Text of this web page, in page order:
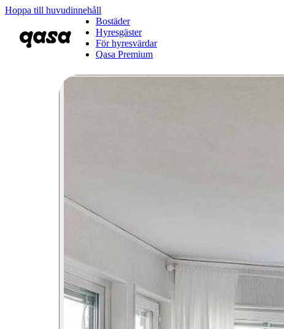
Hoppa till huvudinnehåll
Bostäder
Hyresgäster
För hyresvärdar
Qasa Premium